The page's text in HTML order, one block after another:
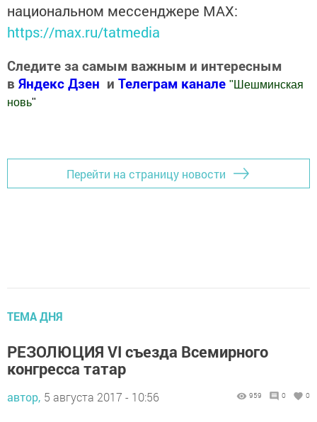
национальном мессенджере MАХ:
https://max.ru/tatmedia
Следите за самым важным и интересным
в Яндекс Дзен и Телеграм канале " Шешминская
новь"
Перейти на страницу новости
ТЕМА ДНЯ
РЕЗОЛЮЦИЯ VI съезда Всемирного
конгресса татар
автор, 5 августа 2017 - 10:56 959 0 0